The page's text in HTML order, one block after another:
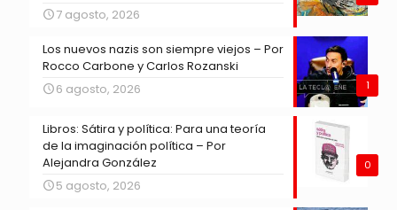
7 agosto, 2026
1
Los nuevos nazis son siempre viejos – Por
Rocco Carbone y Carlos Rozanski
6 agosto, 2026
0
Libros: Sátira y política: Para una teoría
de la imaginación política – Por
Alejandra González
5 agosto, 2026